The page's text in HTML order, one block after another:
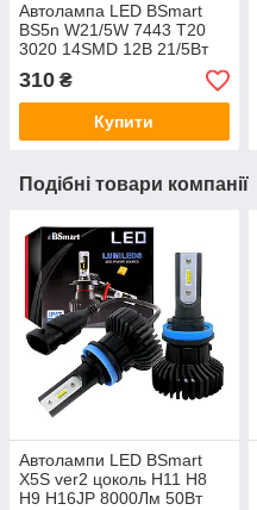
Автолампа LED BSmart
BS5n W21/5W 7443 T20
3020 14SMD 12В 21/5Вт
Canbus Червона
310 ₴
Купити
Подібні товари компанії
Автолампи LED BSmart
X5S ver2 цоколь H11 H8
H9 H16JP 8000Лм 50Вт